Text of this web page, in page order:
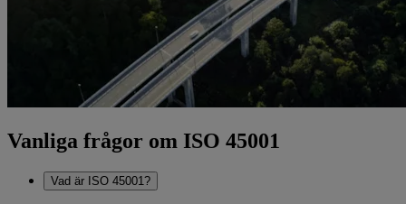
Vanliga frågor om ISO 45001
Vad är ISO 45001?